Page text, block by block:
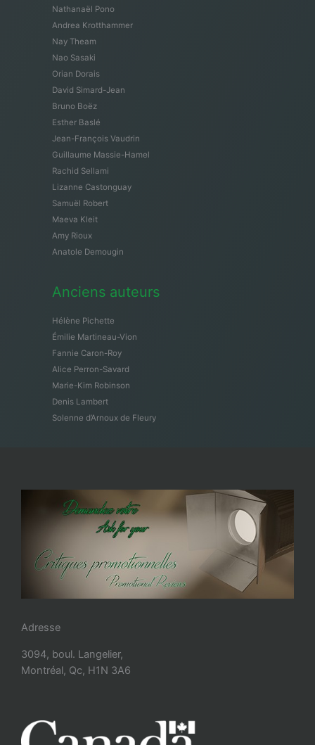
Nathanaël Pono
Andrea Krotthammer
Nay Theam
Nao Sasaki
Orian Dorais
David Simard-Jean
Bruno Boëz
Esther Baslé
Jean-François Vaudrin
Guillaume Massie-Hamel
Rachid Sellami
Lizanne Castonguay
Samuël Robert
Maeva Kleit
Amy Rioux
Anatole Demougin
Anciens auteurs
Hélène Pichette
Émilie Martineau-Vion
Fannie Caron-Roy
Alice Perron-Savard
Marie-Kim Robinson
Denis Lambert
Solenne d’Arnoux de Fleury
Adresse
3094, boul. Langelier,
Montréal, Qc, H1N 3A6